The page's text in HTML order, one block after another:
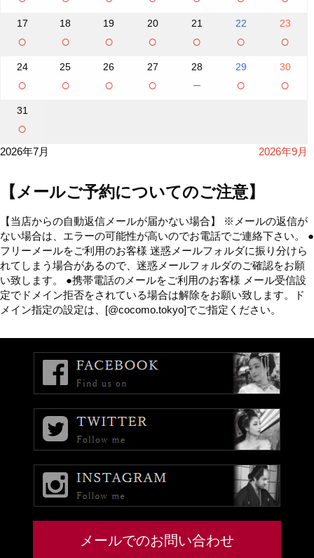
17
○
18
○
19
○
20
○
21
○
22
○
23
○
24
○
25
○
26
○
27
○
28
－
29
○
30
○
31
○
2026年7月 2026年9月
【メールご予約についてのご注意】
【当店からの自動返信メールが届かない場合】 ※メールの返信が
ない場合は、エラーの可能性が高いのでお電話でご連絡下さい。 ●
フリーメールをご利用のお客様 迷惑メールフォルダに振り分けら
れてしまう場合があるので、迷惑メールフォルダのご確認をお願
い致します。 ●携帯電話のメールをご利用のお客様 メール受信設
定でドメイン拒否をされている場合は解除をお願い致します。ド
メイン指定の設定は、[@cocomo.tokyo]でご指定ください。
メールでのお問い合わせ